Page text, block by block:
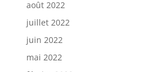
août 2022
juillet 2022
juin 2022
mai 2022